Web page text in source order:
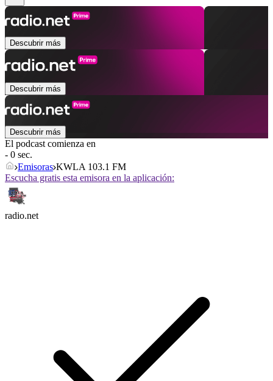
Descubrir más
Descubrir más
Descubrir más
El podcast comienza en
- 0 sec.
Emisoras KWLA 103.1 FM
Escucha gratis esta emisora en la aplicación:
radio.net